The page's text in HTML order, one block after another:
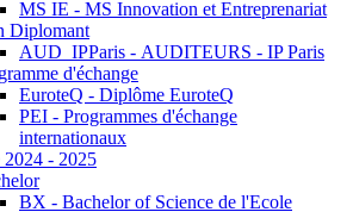
MS IE - MS Innovation et Entreprenariat
Diplomant
AUD_IPParis - AUDITEURS - IP Paris
d'échange
EuroteQ - Diplôme EuroteQ
PEI - Programmes d'échange
internationaux
2024 - 2025
BX - Bachelor of Science de l'Ecole